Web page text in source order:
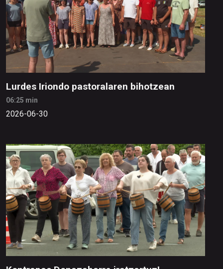
Lurdes Iriondo pastoralaren bihotzean
06:25 min
2026-06-30